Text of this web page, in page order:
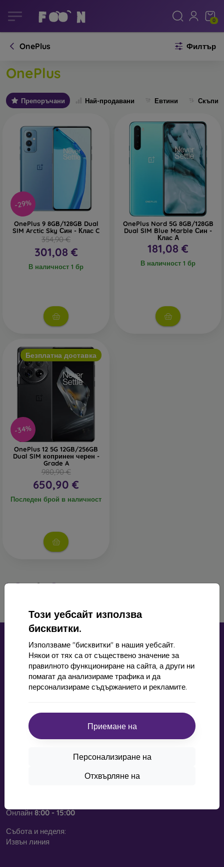
Този уебсайт използва
бисквитки.
Използваме "бисквитки" в нашия уебсайт.
Някои от тях са от съществено значение за
правилното функциониране на сайта, а други ни
помагат да анализираме трафика и да
персонализираме съдържанието и рекламите.
Приемане на
Персонализиране на
Отхвърляне на
0
OnePlus Филтър
OnePlus
Препоръчани Най-продавани Евтини Скъпи
-29%
OnePlus 9 8GB/128GB Dual
SIM Arctic Sky Син - Клас C
354,90 €
301,08 €
В наличност 1 бр
OnePlus Nord 5G 8GB/128GB
Dual SIM Blue Marble Син -
Клас А
181,08 €
В наличност 1 бр
-34%
Безплатна доставка
OnePlus 12 5G 12GB/256GB
Dual SIM копринен черен -
Grade A
980,90 €
650,90 €
Последен брой в наличност
1-3от общо3.
mobil online, s.r.o.
Контакт
Онлайн 8:00 - 15:00
Събота и неделя:
Извън линия